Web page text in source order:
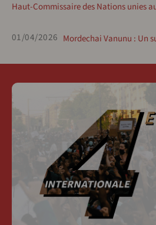
Haut-Commissaire des Nations unies
01/04/2026 Mordechai Vanunu : Un